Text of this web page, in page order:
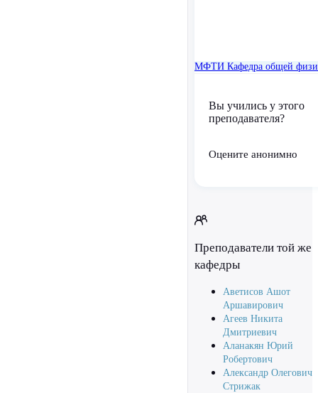
МФТИ Кафедра общей
Вы учились у этого
преподавателя?
Оцените анонимно
Преподаватели той же
кафедры
Аветисов Ашот
Аршавирович
Агеев Никита
Дмитриевич
Аланакян Юрий
Робертович
Александр Олегович
Стрижак